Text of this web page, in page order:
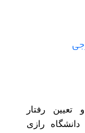
رفتار
رازی